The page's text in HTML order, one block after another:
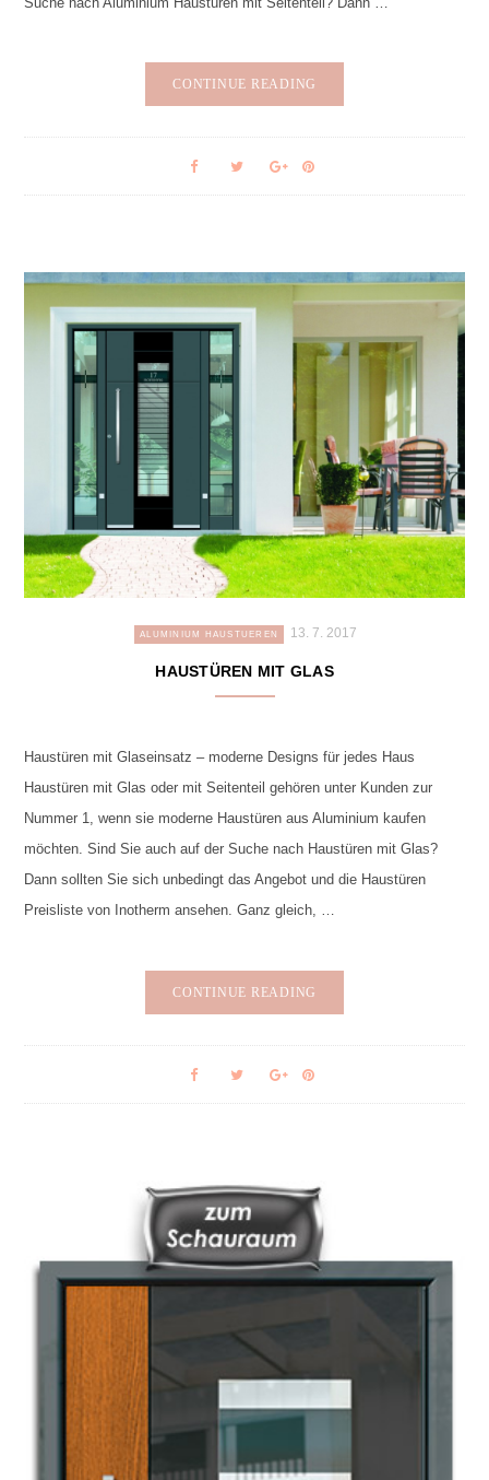
CONTINUE READING
ALUMINIUM HAUSTUEREN 13. 7. 2017
HAUSTÜREN MIT GLAS
Haustüren mit Glaseinsatz – moderne Designs für jedes Haus
Haustüren mit Glas oder mit Seitenteil gehören unter Kunden zur
Nummer 1, wenn sie moderne Haustüren aus Aluminium kaufen
möchten. Sind Sie auch auf der Suche nach Haustüren mit Glas?
Dann sollten Sie sich unbedingt das Angebot und die Haustüren
Preisliste von Inotherm ansehen. Ganz gleich, …
CONTINUE READING